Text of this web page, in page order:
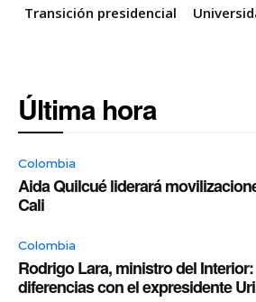
Transición presidencial
Última hora
Colombia
Aida Quilcué liderará
Cali
Colombia
Rodrigo Lara, ministro del
diferencias con el expresidente